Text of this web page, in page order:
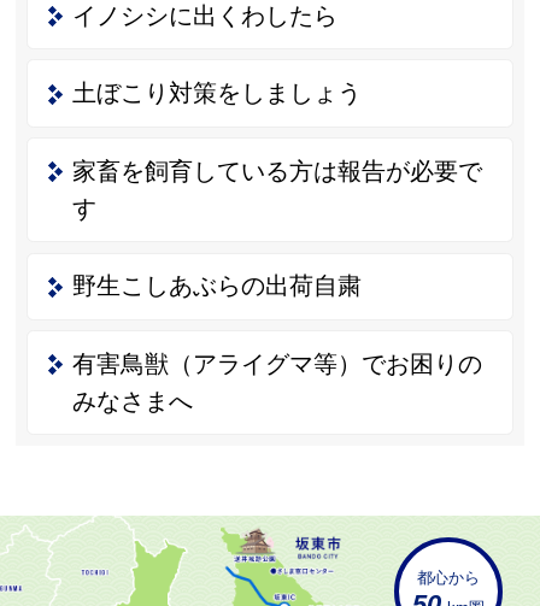
イノシシに出くわしたら
土ぼこり対策をしましょう
家畜を飼育している方は報告が必要で
す
野生こしあぶらの出荷自粛
有害鳥獣（アライグマ等）でお困りの
みなさまへ
都心から